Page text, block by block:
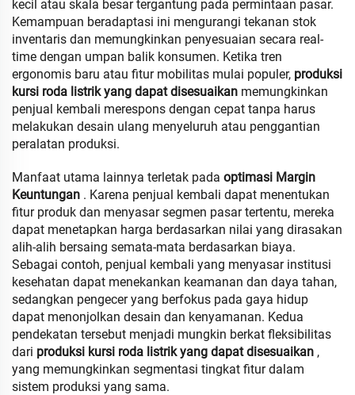
kecil atau skala besar tergantung pada permintaan pasar.
Kemampuan beradaptasi ini mengurangi tekanan stok
inventaris dan memungkinkan penyesuaian secara real-
time dengan umpan balik konsumen. Ketika tren
ergonomis baru atau fitur mobilitas mulai populer, produksi
kursi roda listrik yang dapat disesuaikan memungkinkan
penjual kembali merespons dengan cepat tanpa harus
melakukan desain ulang menyeluruh atau penggantian
peralatan produksi.
Manfaat utama lainnya terletak pada optimasi Margin
Keuntungan . Karena penjual kembali dapat menentukan
fitur produk dan menyasar segmen pasar tertentu, mereka
dapat menetapkan harga berdasarkan nilai yang dirasakan
alih-alih bersaing semata-mata berdasarkan biaya.
Sebagai contoh, penjual kembali yang menyasar institusi
kesehatan dapat menekankan keamanan dan daya tahan,
sedangkan pengecer yang berfokus pada gaya hidup
dapat menonjolkan desain dan kenyamanan. Kedua
pendekatan tersebut menjadi mungkin berkat fleksibilitas
dari produksi kursi roda listrik yang dapat disesuaikan ,
yang memungkinkan segmentasi tingkat fitur dalam
sistem produksi yang sama.